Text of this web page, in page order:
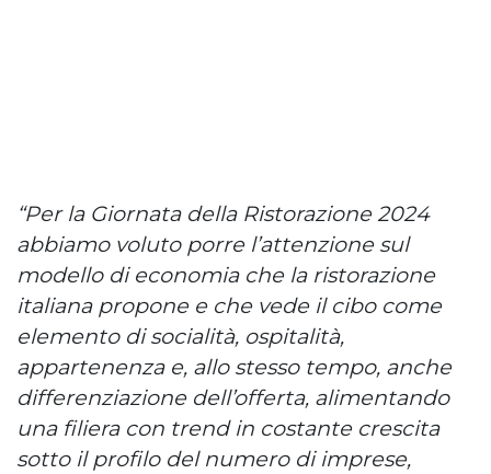
“Per la Giornata della Ristorazione 2024
abbiamo voluto porre l’attenzione sul
modello di economia che la ristorazione
italiana propone e che vede il cibo come
elemento di socialità, ospitalità,
appartenenza e, allo stesso tempo, anche
differenziazione dell’offerta, alimentando
una filiera con trend in costante crescita
sotto il profilo del numero di imprese,